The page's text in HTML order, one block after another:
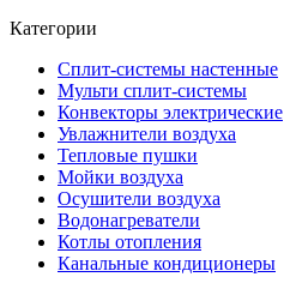
Категории
Сплит-системы настенные
Мульти сплит-системы
Конвекторы электрические
Увлажнители воздуха
Тепловые пушки
Мойки воздуха
Осушители воздуха
Водонагреватели
Котлы отопления
Канальные кондиционеры